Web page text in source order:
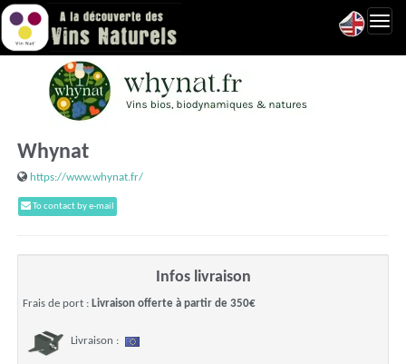
Whynat
https://www.whynat.fr/
To contact by e-mail
Infos livraison
Frais de port : Livraison offerte à partir de 350€
Livraison :